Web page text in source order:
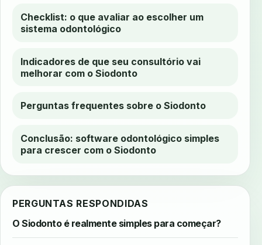
Checklist: o que avaliar ao escolher um
sistema odontológico
Indicadores de que seu consultório vai
melhorar com o Siodonto
Perguntas frequentes sobre o Siodonto
Conclusão: software odontológico simples
para crescer com o Siodonto
PERGUNTAS RESPONDIDAS
O Siodonto é realmente simples para começar?